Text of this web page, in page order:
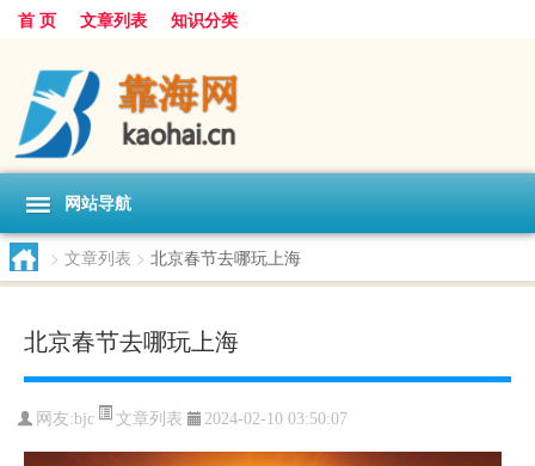
首 页 文章列表 知识分类
网站导航
> 文章列表 > 北京春节去哪玩上海
北京春节去哪玩上海
网友:bjc 文章列表 2024-02-10 03:50:07